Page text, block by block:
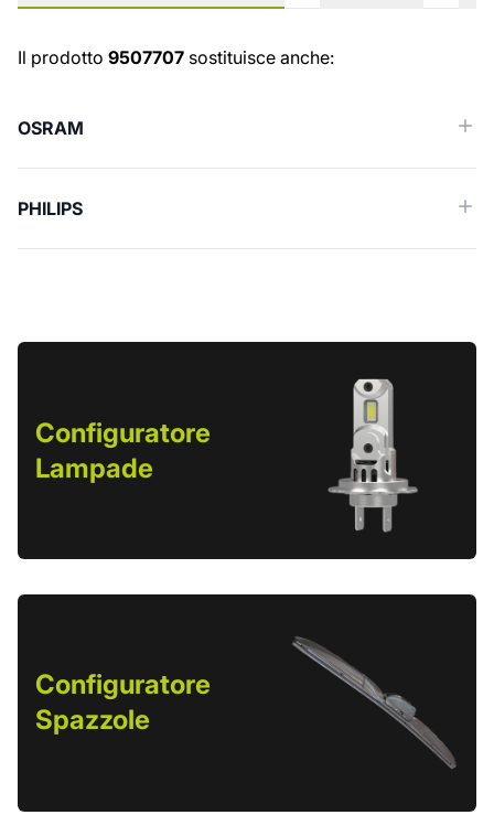
Ricambi simili (Cross reference)
Il prodotto 9507707 sostituisce anche:
OSRAM
PHILIPS
Configuratore
Lampade
Configuratore
Spazzole